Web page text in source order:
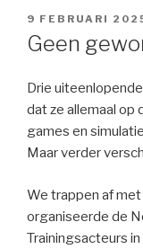
GEPLAATST
OP
9 FEBRUARI
Geen
Drie
dat ze allemaal op
games en
Maar verder
We trappen af met
organiseerde de
Trainingsacteurs